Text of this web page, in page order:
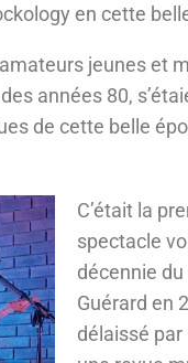
en cette
jeunes et
années 80,
de cette belle
C’était la
spectacle
décennie
Guérard en
délaissé